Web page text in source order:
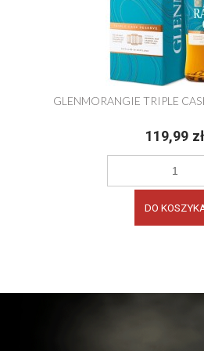
GLENMORANGIE TRIPLE
119,99 zł
DO